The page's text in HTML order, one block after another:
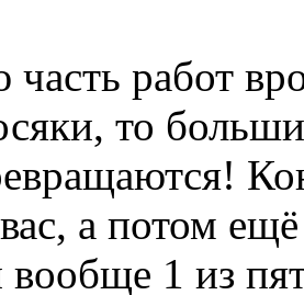
работ
то
а потом
вообще 1 из